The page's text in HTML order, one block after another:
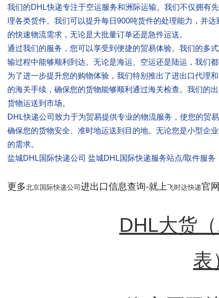
我们的DHL快递专注于空运服务和洲际运输。我们不仅拥有
理各类货件。我们可以提升每日900吨货件的处理能力，并
的快速物流需求，无论是大批量订单还是急件运送。
通过我们的服务，您可以享受到便捷的贸易体验。我们的多
输过程中能够顺利到达。无论是海运、空运还是陆运，我们
为了进一步提升您的购物体验，我们特别推出了进出口代理
的海关手续，确保您的货物能够顺利通过海关检查。我们的
货物运送到市场。
DHL快递公司致力于为贸易提供专业的物流服务，使您的贸
确保您的货物安全、准时地运送到目的地。无论您是小型企
的需求。
盐城DHL国际快递公司 盐城DHL国际快递服务站点/取件服务
更多北京国际快递公司进出口信息查询-就上飞时达快递官
DHL大货
表